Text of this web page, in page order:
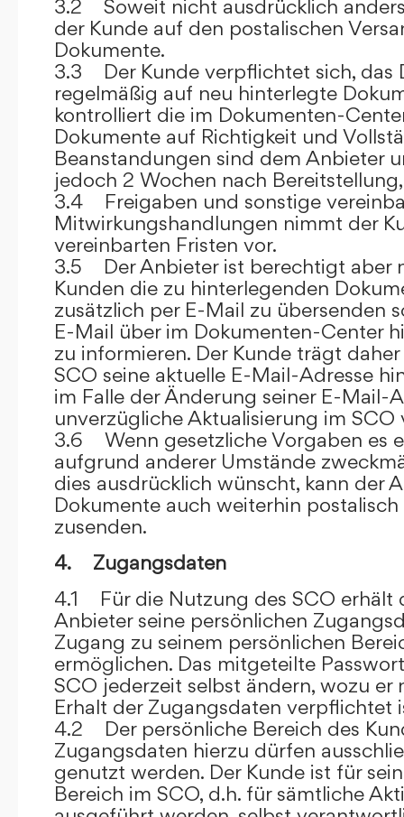
3.2 Soweit nicht ausdrücklich
der Kunde auf den postalischen
Dokumente.
3.3 Der Kunde verpflichtet sich, das
regelmäßig auf neu hinterlegte
kontrolliert die im Dokumenten-
Dokumente auf Richtigkeit und
Beanstandungen sind dem Anbieter
jedoch 2 Wochen nach
3.4 Freigaben und sonstige
Mitwirkungshandlungen nimmt der
vereinbarten Fristen vor.
3.5 Der Anbieter ist berechtigt aber
Kunden die zu hinterlegenden
zusätzlich per E-Mail zu übersenden
E-Mail über im Dokumenten-Center
zu informieren. Der Kunde trägt
SCO seine aktuelle E-Mail-Adresse
im Falle der Änderung seiner E-Mail-
unverzügliche Aktualisierung im SCO
3.6 Wenn gesetzliche Vorgaben es
aufgrund anderer Umstände
dies ausdrücklich wünscht, kann der
Dokumente auch weiterhin
zusenden.
4. Zugangsdaten
4.1 Für die Nutzung des SCO erhält
Anbieter seine persönlichen
Zugang zu seinem persönlichen
ermöglichen. Das mitgeteilte
SCO jederzeit selbst ändern, wozu er
Erhalt der Zugangsdaten verpflichtet
4.2 Der persönliche Bereich des
Zugangsdaten hierzu dürfen
genutzt werden. Der Kunde ist für
Bereich im SCO, d.h. für sämtliche